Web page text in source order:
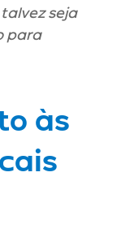
seja
para
às